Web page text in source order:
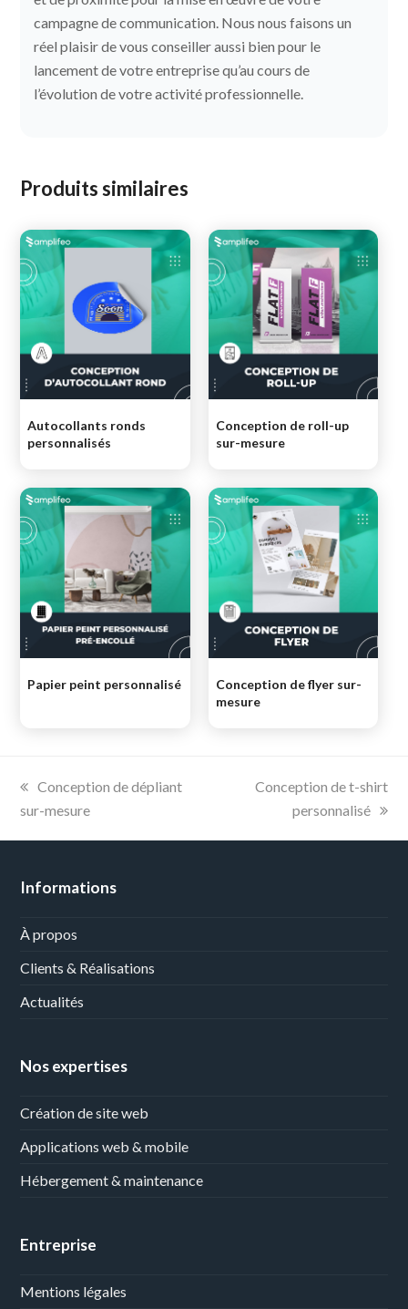
campagne de communication. Nous nous faisons un
réel plaisir de vous conseiller aussi bien pour le
lancement de votre entreprise qu’au cours de
l’évolution de votre activité professionnelle.
Produits similaires
Autocollants ronds
personnalisés
Conception de roll-up
sur-mesure
Papier peint personnalisé
Conception de flyer sur-
mesure
previous
post:
Conception de dépliant
sur-mesure
next
Conception de t-shirt
personnalisé
Informations
À propos
Clients & Réalisations
Actualités
Nos expertises
Création de site web
Applications web & mobile
Hébergement & maintenance
Entreprise
Mentions légales